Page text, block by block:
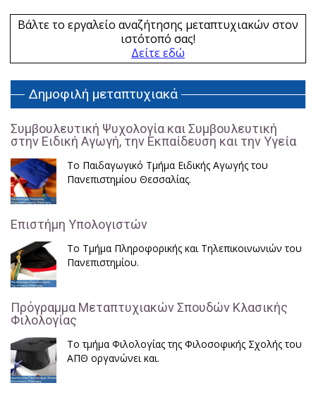
Βάλτε το εργαλείο αναζήτησης μεταπτυχιακών στον
ιστότοπό σας!
Δείτε εδώ
Δημοφιλή μεταπτυχιακά
Συμβουλευτική Ψυχολογία και Συμβουλευτική
στην Ειδική Αγωγή, την Εκπαίδευση και την Υγεία
Το Παιδαγωγικό Τμήμα Ειδικής Αγωγής του
Πανεπιστημίου Θεσσαλίας.
Επιστήμη Υπολογιστών
Το Τμήμα Πληροφορικής και Τηλεπικοινωνιών του
Πανεπιστημίου.
Πρόγραμμα Μεταπτυχιακών Σπουδών Κλασικής
Φιλολογίας
Το τμήμα Φιλολογίας της Φιλοσοφικής Σχολής του
ΑΠΘ οργανώνει και.